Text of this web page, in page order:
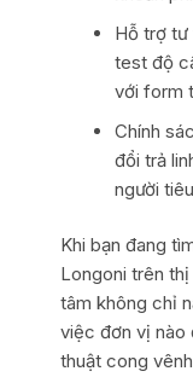
Hỗ trợ tư
test độ
với form
Chính
đổi trả
người
Khi bạn đang
Longoni trên
tâm không chỉ
việc đơn vị nào
thuật cong